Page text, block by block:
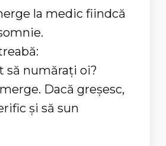
la medic fiindcă
să număraţi oi?
Dacă greşesc,
şi să sun